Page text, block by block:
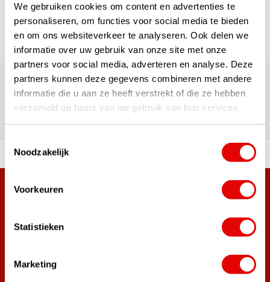
We gebruiken cookies om content en advertenties te
personaliseren, om functies voor social media te bieden
en om ons websiteverkeer te analyseren. Ook delen we
informatie over uw gebruik van onze site met onze
partners voor social media, adverteren en analyse. Deze
partners kunnen deze gegevens combineren met andere
informatie die u aan ze heeft verstrekt of die ze hebben
verzameld op basis van uw gebruik van hun services.
Toestemmingsselectie
Noodzakelijk
Voorkeuren
Statistieken
Marketing
180.000+ Klanten | 5.000+ Reviews | Trusted Shops, TrustPilot,
Google
Reviews: Onze klanten aan het
A-merken! Vóór 15:00 besteld,
Meer dan 38.000 klanten hebben zich al
Word ook lid van de nieuwsbrief en mis nooit meer de beste